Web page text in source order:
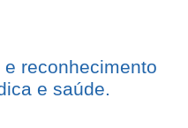
reconhecimento
e saúde.